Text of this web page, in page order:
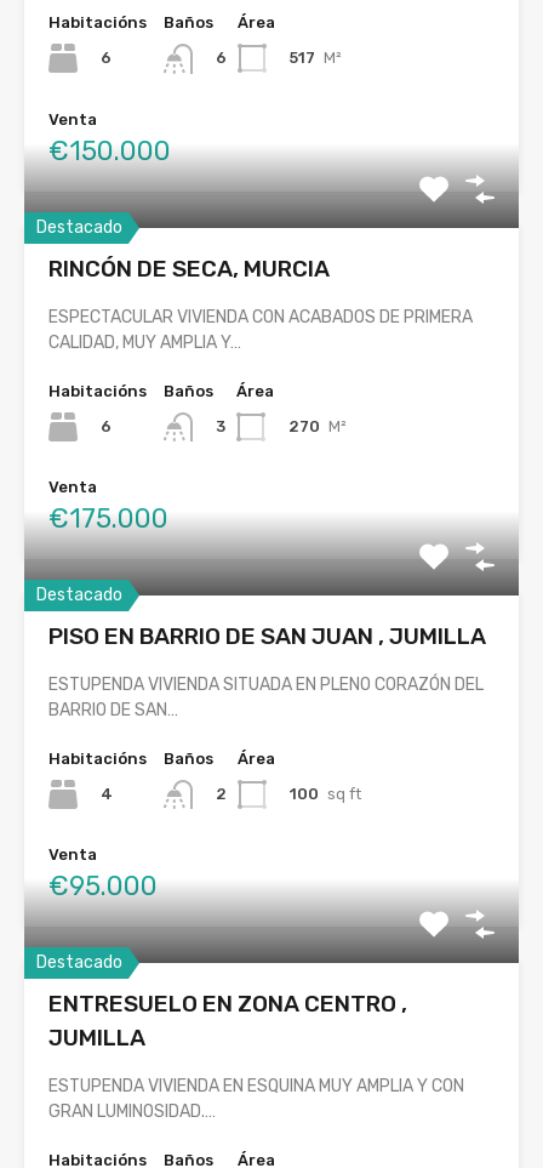
Habitacións
6
Baños
6
Área
517 M²
Venta
€150.000
Destacado
RINCÓN DE SECA, MURCIA
ESPECTACULAR VIVIENDA CON ACABADOS DE PRIMERA
CALIDAD, MUY AMPLIA Y…
Habitacións
6
Baños
3
Área
270 M²
Venta
€175.000
Destacado
PISO EN BARRIO DE SAN JUAN , JUMILLA
ESTUPENDA VIVIENDA SITUADA EN PLENO CORAZÓN DEL
BARRIO DE SAN…
Habitacións
4
Baños
2
Área
100 sq ft
Venta
€95.000
Destacado
ENTRESUELO EN ZONA CENTRO ,
JUMILLA
ESTUPENDA VIVIENDA EN ESQUINA MUY AMPLIA Y CON
GRAN LUMINOSIDAD.…
Habitacións Baños Área